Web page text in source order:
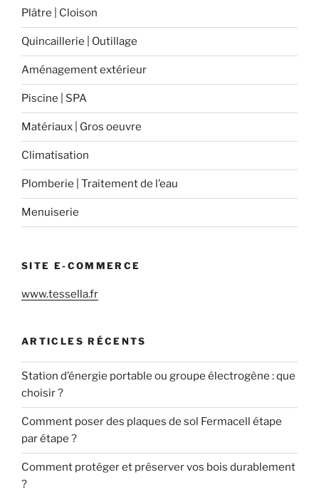
Plâtre | Cloison
Quincaillerie | Outillage
Aménagement extérieur
Piscine | SPA
Matériaux | Gros oeuvre
Climatisation
Plomberie | Traitement de l’eau
Menuiserie
SITE E-COMMERCE
www.tessella.fr
ARTICLES RÉCENTS
Station d’énergie portable ou groupe électrogène : que
choisir ?
Comment poser des plaques de sol Fermacell étape
par étape ?
Comment protéger et préserver vos bois durablement
?